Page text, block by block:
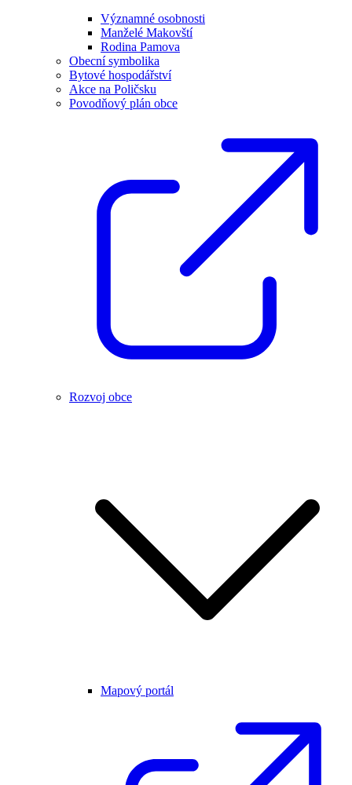
Významné osobnosti
Manželé Makovští
Rodina Pamova
Obecní symbolika
Bytové hospodářství
Akce na Poličsku
Povodňový plán obce
Rozvoj obce
Mapový portál